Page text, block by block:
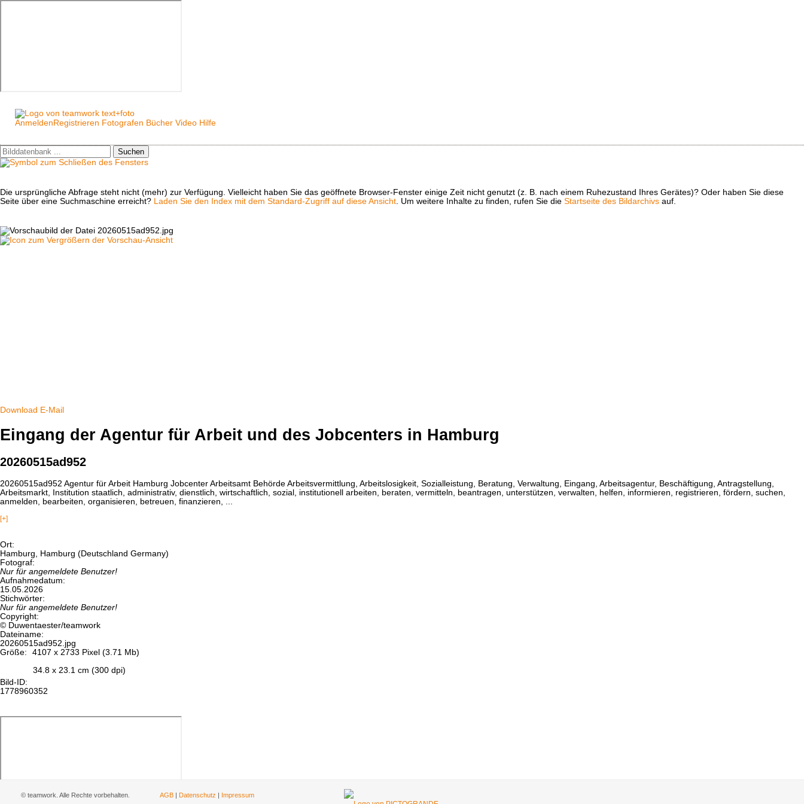
Anmelden Registrieren Fotografen Bücher Video Hilfe
Suchen
Die ursprüngliche Abfrage steht nicht (mehr) zur Verfügung. Vielleicht haben Sie das geöffnete Browser-Fenster einige Zeit nicht genutzt (z. B. nach einem Ruhezustand Ihres Gerätes)? Oder haben Sie diese
Seite über eine Suchmaschine erreicht? Laden Sie den Index mit dem Standard-Zugriff auf diese Ansicht. Um weitere Inhalte zu finden, rufen Sie die Startseite des Bildarchivs auf.
Download E-Mail
Eingang der Agentur für Arbeit und des Jobcenters in Hamburg
20260515ad952
20260515ad952 Agentur für Arbeit Hamburg Jobcenter Arbeitsamt Behörde Arbeitsvermittlung, Arbeitslosigkeit, Sozialleistung, Beratung, Verwaltung, Eingang, Arbeitsagentur, Beschäftigung, Antragstellung,
Arbeitsmarkt, Institution staatlich, administrativ, dienstlich, wirtschaftlich, sozial, institutionell arbeiten, beraten, vermitteln, beantragen, unterstützen, verwalten, helfen, informieren, registrieren, fördern, suchen,
anmelden, bearbeiten, organisieren, betreuen, finanzieren, ...
[+]
Ort:
Hamburg, Hamburg (Deutschland Germany)
Fotograf:
Nur für angemeldete Benutzer!
Aufnahmedatum:
15.05.2026
Stichwörter:
Nur für angemeldete Benutzer!
Copyright:
© Duwentaester/teamwork
Dateiname:
20260515ad952.jpg
Größe:
4107 x 2733 Pixel (3.71 Mb)
34.8 x 23.1 cm (300 dpi)
Bild-ID:
1778960352
© teamwork. Alle Rechte vorbehalten. AGB | Datenschutz | Impressum